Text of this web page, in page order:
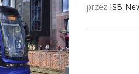
przez ISB